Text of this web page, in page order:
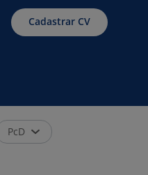
Cadastrar CV
PcD